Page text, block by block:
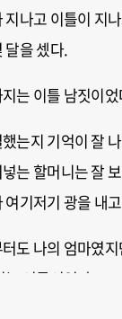
나고 이틀이 지
달을 셌다.
는 이틀 남짓이
는지 기억이 잘
는 할머니는 잘
여기저기 광을 내
도 나의 엄마였
어른이었다.